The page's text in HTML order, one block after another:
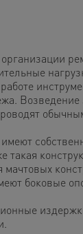
такая
мачтовых
боковые